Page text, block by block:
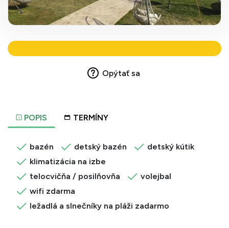
POPIS TERMÍNY
bazén detský bazén
detský kútik
klimatizácia na izbe
telocvičňa / posilňovňa
volejbal
wifi zdarma
ležadlá a slnečníky na pláži zadarmo
Opýtať sa